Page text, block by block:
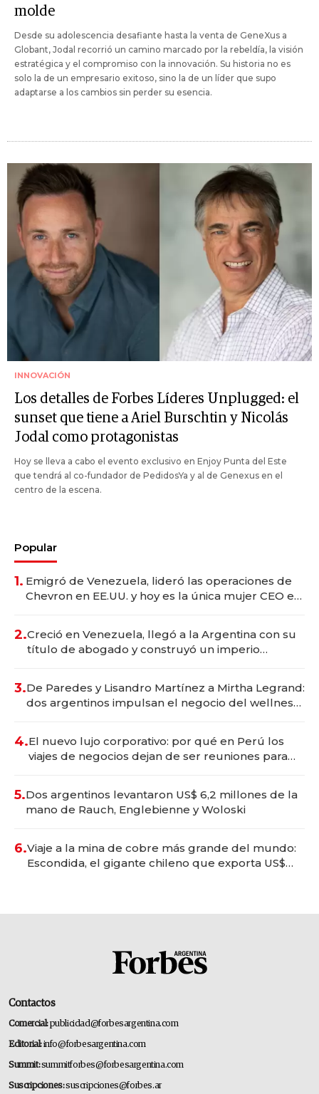
molde
Desde su adolescencia desafiante hasta la venta de GeneXus a
Globant, Jodal recorrió un camino marcado por la rebeldía, la visión
estratégica y el compromiso con la innovación. Su historia no es
solo la de un empresario exitoso, sino la de un líder que supo
adaptarse a los cambios sin perder su esencia.
INNOVACIÓN
Los detalles de Forbes Líderes Unplugged: el
sunset que tiene a Ariel Burschtin y Nicolás
Jodal como protagonistas
Hoy se lleva a cabo el evento exclusivo en Enjoy Punta del Este
que tendrá al co-fundador de PedidosYa y al de Genexus en el
centro de la escena.
Popular
1. Emigró de Venezuela, lideró las operaciones de
Chevron en EE.UU. y hoy es la única mujer CEO en
2.Creció en Venezuela, llegó a la Argentina con su
título de abogado y construyó un imperio
3.De Paredes y Lisandro Martínez a Mirtha Legrand:
dos argentinos impulsan el negocio del wellness
4.El nuevo lujo corporativo: por qué en Perú los
viajes de negocios dejan de ser reuniones para
5.Dos argentinos levantaron US$ 6,2 millones de la
mano de Rauch, Englebienne y Woloski
6.Viaje a la mina de cobre más grande del mundo:
Escondida, el gigante chileno que exporta US$
Contactos
Comercial:publicidad@forbesargentina.com
Editorial:info@forbesargentina.com
Summit:summitforbes@forbesargentina.com
Suscripciones:suscripciones@forbes.ar